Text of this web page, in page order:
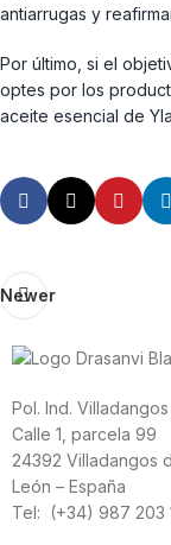
antiarrugas y
Por último, si el
optes por los
aceite esencial de
Newer
Pol. Ind. Villadangos
Calle 1, parcela 99
24392 Villadangos
León – España
Tel: (+34) 987 203